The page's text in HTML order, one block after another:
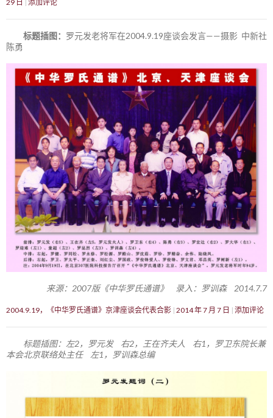
29 日
添加评论
标题插图： 罗元发老将军在2004.9.19座谈会发言——摄影 中新社
陈勇
来源：2007版《中华罗氏通谱》 录入：罗训森 2014.7.7
2004.9.19，《中华罗氏通谱》京津座谈会代表合影 2014 年 7 月 7 日 添加评论
标题插图：左2，罗元发 右2，王在齐夫人 右1，罗卫东院长兼
本会北京联络处主任 左1，罗训森总编